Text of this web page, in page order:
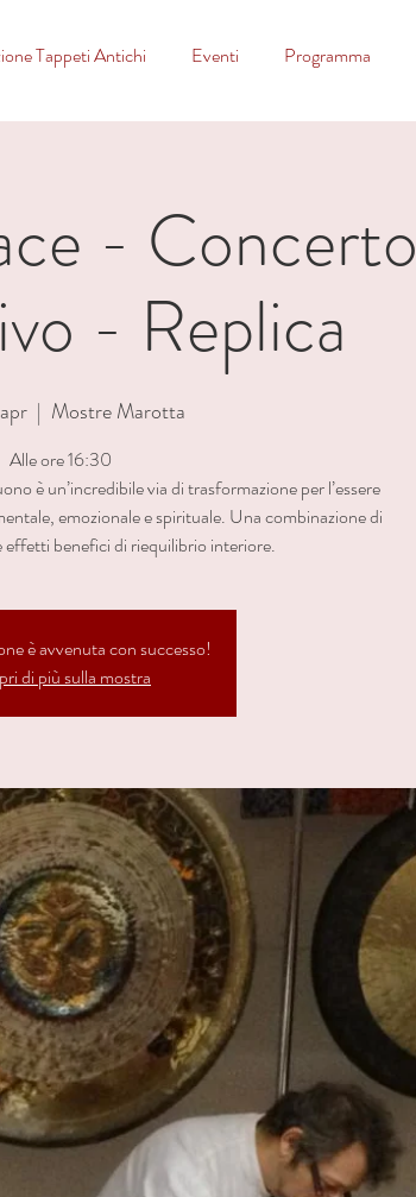
Tappeti Antichi Eventi Programma
- Concerto
- Replica
  |
Mostre Marotta
Alle ore 16:30
è un’incredibile via di trasformazione per l’essere
emozionale e spirituale. Una combinazione di
benefici di riequilibrio interiore.
è avvenuta con successo!
di più sulla mostra